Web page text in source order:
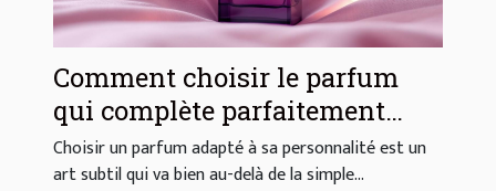
Comment choisir le parfum
qui complète parfaitement
votre style ?
Choisir un parfum adapté à sa personnalité est un
art subtil qui va bien au-delà de la simple...